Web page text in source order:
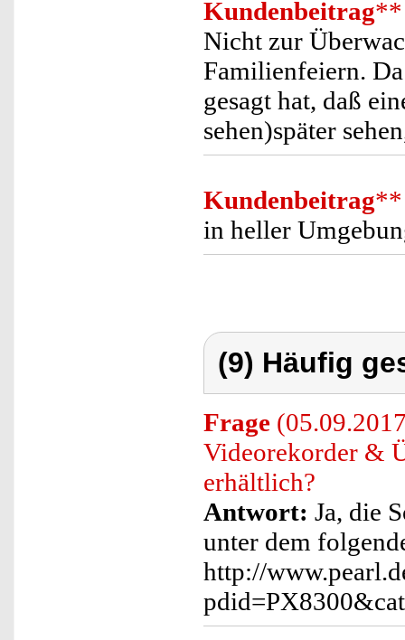
Kundenbeitrag**
Nicht zur
Familienfeiern.
gesagt hat, daß
sehen)später
Kundenbeitrag**
in heller
(9) Häufig
Frage
Videorekorder &
erhältlich?
Antwort: Ja, die
unter dem
http://